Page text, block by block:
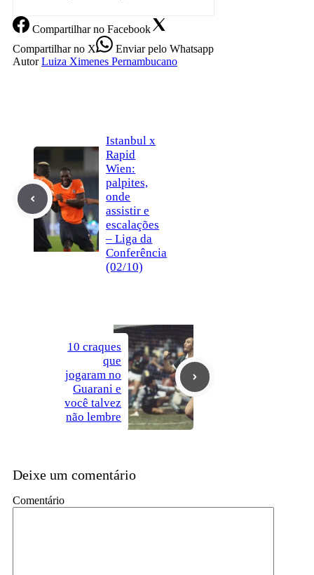
Compartilharno Facebook
Compartilharno X Enviarpelo Whatsapp
Autor Luiza Ximenes Pernambucano
Istanbul x
Rapid
Wien:
palpites,
onde
assistir e
escalações
– Liga da
Conferência
(02/10)
10 craques
que
jogaram no
Guarani e
você talvez
não lembre
Deixe um comentário
Comentário